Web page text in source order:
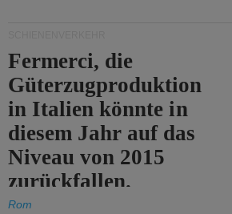
Fermerci, die
Güterzugproduktion
in Italien könnte in
diesem Jahr auf das
Niveau von 2015
zurückfallen.
Rom